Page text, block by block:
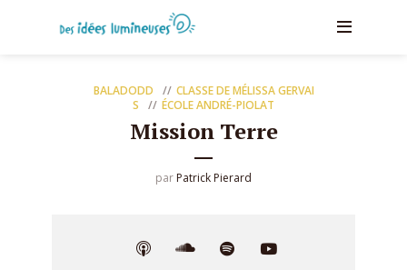
BALADODD
CLASSE DE MÉLISSA GERVAI
S
ÉCOLE ANDRÉ-PIOLAT
Mission Terre
par Patrick Pierard